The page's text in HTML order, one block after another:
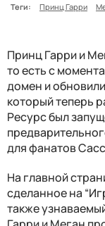
Теги:
Принц Гарри
Принц Гарри и
то есть с
домен и
который теперь
Ресурс был
для фанатов
На главной
сделанное на
также